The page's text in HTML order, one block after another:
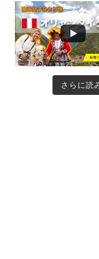
さらに読